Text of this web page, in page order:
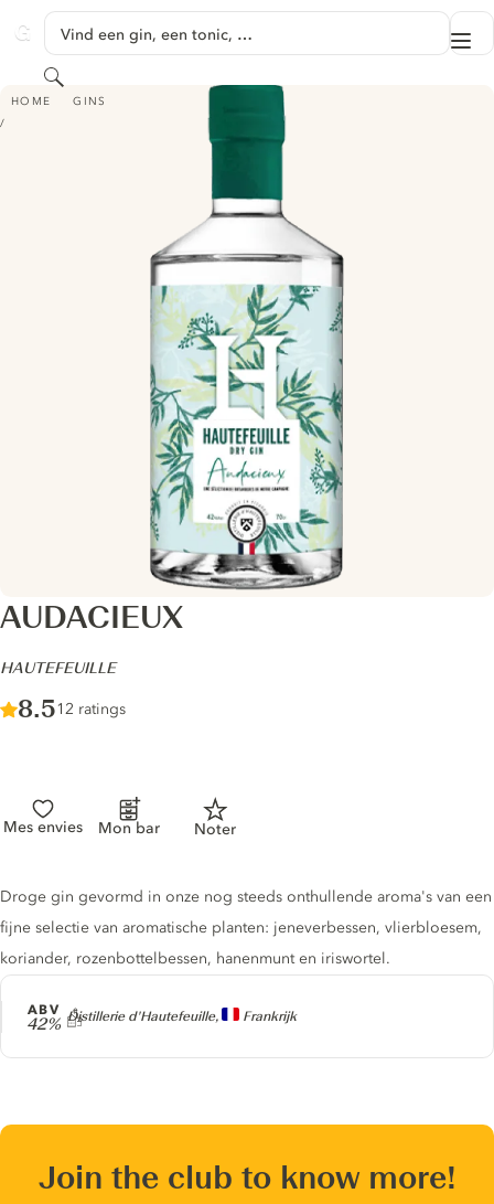
GINVENTORY
Vind een gin, een tonic, …
Zoeken
HOME GINS
AUDACIEUX - HAUTEFEUILLE
AUDACIEUX
-
HAUTEFEUILLE
Score :
8.5/ 10
12 ratings
Mes envies Mon bar Noter
Producer
Distillerie d'Hautefeuille, Frankrijk
ABV
42%
Gin description
Droge gin gevormd in onze nog steeds onthullende aroma's van een
fijne selectie van aromatische planten: jeneverbessen, vlierbloesem,
koriander, rozenbottelbessen, hanenmunt en iriswortel.
Join the club to know more!